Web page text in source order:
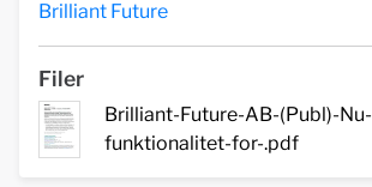
Brilliant Future
Filer
Brilliant-Future-AB-(Publ)-
funktionalitet-for-.pdf